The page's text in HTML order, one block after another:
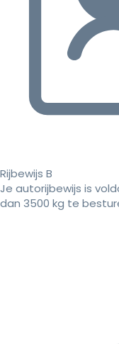
Rijbewijs B
Je autorijbewijs is
dan 3500 kg te